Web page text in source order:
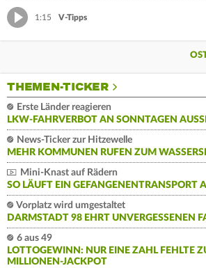
1:15 V-Tipps
THEMEN-TICKER
Erste Länder reagieren
LKW-FAHRVERBOT AN SONNTAGEN
News-Ticker zur Hitzewelle
MEHR KOMMUNEN RUFEN ZUM
Mini-Knast auf Rädern
SO LÄUFT EIN GEFANGENENTRANSPORT
Vorplatz wird umgestaltet
DARMSTADT 98 EHRT UNVERGESSENEN
6 aus 49
LOTTOGEWINN: NUR EINE ZAHL FEHLTE
MILLIONEN-JACKPOT